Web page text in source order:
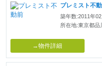
プレミスト不
築年数:2011年
所在地:東京都品
→物件詳細